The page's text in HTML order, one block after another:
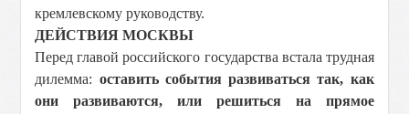
кремлевскому руководству.
ДЕЙСТВИЯ МОСКВЫ
Перед главой российского государства встала трудная
дилемма: оставить события развиваться так, как
они развиваются, или решиться на прямое